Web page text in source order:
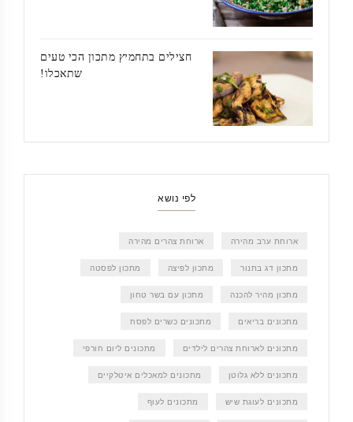
חצילים בתחמיץ מתכון הכי טעים
שתאכלו!
לפי נושא
ארוחת ערב מהירה ארוחת צהרים מהירה
מתכון דג בתנור מתכון לפיצה מתכון לפסטה
מתכון מהיר להכנה מתכון עם בשר טחון
מתכונים בריאים מתכונים כשרים לפסח
מתכונים לארוחת צהרים לילדים מתכונים ליום חורפי
מתכונים ללא גלוטן מתכונים למאכלים איטלקיים
מתכונים לעוגת שיש מתכונים לעוף